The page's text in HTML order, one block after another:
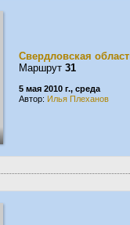
Свердловская
Маршрут 31
5 мая 2010 г., среда
Автор: Илья Плеханов